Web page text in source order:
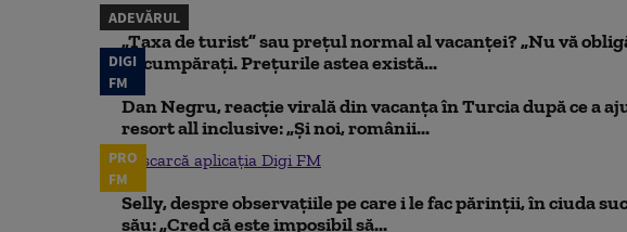
ADEVĂRUL
„Taxa de turist” sau prețul normal al vacanței? „Nu vă
să cumpărați. Prețurile astea există...
DIGI
FM
Dan Negru, reacție virală din vacanța în Turcia după ce a
resort all inclusive: „Și noi, românii...
Descarcă aplicația Digi FM
PRO
FM
Selly, despre observațiile pe care i le fac părinții, în ciuda
său: „Cred că este imposibil să...